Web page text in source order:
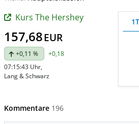
Kurs The Hershey
157,68EUR
+0,11 %
+0,18
07:15:43 Uhr,
Lang & Schwarz
1T
Kommentare 196